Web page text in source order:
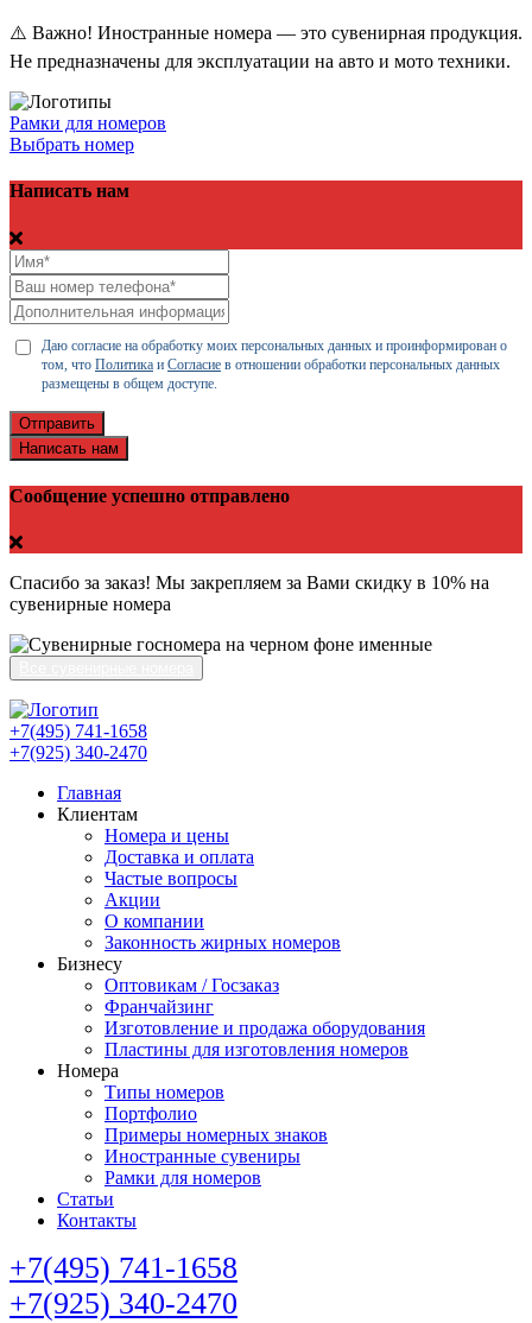
⚠️ Важно! Иностранные номера — это сувенирная продукция.
Не предназначены для эксплуатации на авто и мото техники.
Рамки для номеров
Выбрать номер
Написать нам
Даю согласие на обработку моих персональных данных и проинформирован о
том, что Политика и Согласие в отношении обработки персональных данных
размещены в общем доступе.
Отправить
Написать нам
Сообщение успешно отправлено
Спасибо за заказ! Мы закрепляем за Вами скидку в 10% на
сувенирные номера
+7(495) 741-1658
+7(925) 340-2470
Главная
Клиентам
Номера и цены
Доставка и оплата
Частые вопросы
Акции
О компании
Законность жирных номеров
Бизнесу
Оптовикам / Госзаказ
Франчайзинг
Изготовление и продажа оборудования
Пластины для изготовления номеров
Номера
Типы номеров
Портфолио
Примеры номерных знаков
Иностранные сувениры
Рамки для номеров
Статьи
Контакты
+7(495) 741-1658
+7(925) 340-2470